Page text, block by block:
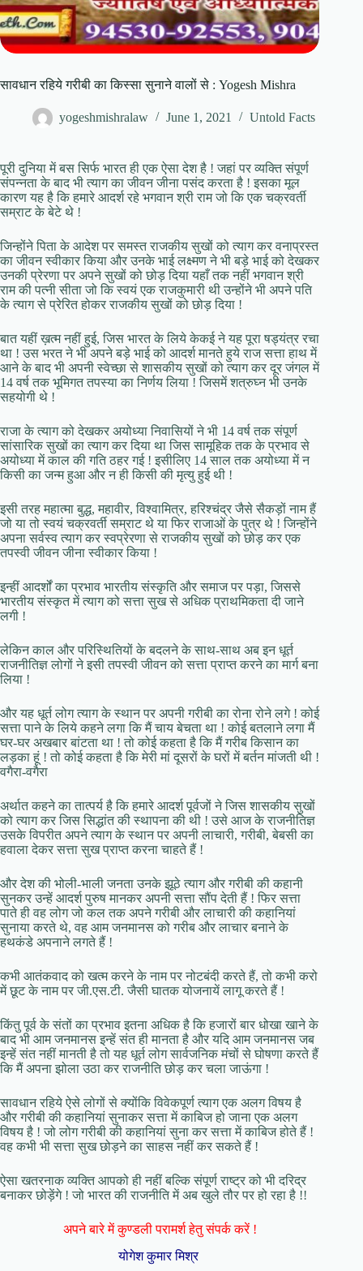
सावधान रहिये गरीबी का किस्सा सुनाने वालों से : Yogesh Mishra
yogeshmishralaw June 1, 2021 Untold Facts
पूरी दुनिया में बस सिर्फ भारत ही एक ऐसा देश है ! जहां पर व्यक्ति संपूर्ण
संपन्नता के बाद भी त्याग का जीवन जीना पसंद करता है ! इसका मूल
कारण यह है कि हमारे आदर्श रहे भगवान श्री राम जो कि एक चक्रवर्ती
सम्राट के बेटे थे !
जिन्होंने पिता के आदेश पर समस्त राजकीय सुखों को त्याग कर वनाप्रस्त
का जीवन स्वीकार किया और उनके भाई लक्ष्मण ने भी बड़े भाई को देखकर
उनकी प्रेरणा पर अपने सुखों को छोड़ दिया यहाँ तक नहीं भगवान श्री
राम की पत्नी सीता जो कि स्वयं एक राजकुमारी थी उन्होंने भी अपने पति
के त्याग से प्रेरित होकर राजकीय सुखों को छोड़ दिया !
बात यहीं ख़त्म नहीं हुई, जिस भारत के लिये केकई ने यह पूरा षड्यंत्र रचा
था ! उस भरत ने भी अपने बड़े भाई को आदर्श मानते हुये राज सत्ता हाथ में
आने के बाद भी अपनी स्वेच्छा से शासकीय सुखों को त्याग कर दूर जंगल में
14 वर्ष तक भूमिगत तपस्या का निर्णय लिया ! जिसमें शत्रुघ्न भी उनके
सहयोगी थे !
राजा के त्याग को देखकर अयोध्या निवासियों ने भी 14 वर्ष तक संपूर्ण
सांसारिक सुखों का त्याग कर दिया था जिस सामूहिक तक के प्रभाव से
अयोध्या में काल की गति ठहर गई ! इसीलिए 14 साल तक अयोध्या में न
किसी का जन्म हुआ और न ही किसी की मृत्यु हुई थी !
इसी तरह महात्मा बुद्ध, महावीर, विश्वामित्र, हरिश्चंद्र जैसे सैकड़ों नाम हैं
जो या तो स्वयं चक्रवर्ती सम्राट थे या फिर राजाओं के पुत्र थे ! जिन्होंने
अपना सर्वस्व त्याग कर स्वप्रेरणा से राजकीय सुखों को छोड़ कर एक
तपस्वी जीवन जीना स्वीकार किया !
इन्हीं आदर्शों का प्रभाव भारतीय संस्कृति और समाज पर पड़ा, जिससे
भारतीय संस्कृत में त्याग को सत्ता सुख से अधिक प्राथमिकता दी जाने
लगी !
लेकिन काल और परिस्थितियों के बदलने के साथ-साथ अब इन धूर्त
राजनीतिज्ञ लोगों ने इसी तपस्वी जीवन को सत्ता प्राप्त करने का मार्ग बना
लिया !
और यह धूर्त लोग त्याग के स्थान पर अपनी गरीबी का रोना रोने लगे ! कोई
सत्ता पाने के लिये कहने लगा कि मैं चाय बेचता था ! कोई बतलाने लगा मैं
घर-घर अखबार बांटता था ! तो कोई कहता है कि मैं गरीब किसान का
लड़का हूं ! तो कोई कहता है कि मेरी मां दूसरों के घरों में बर्तन मांजती थी !
वगैरा-वगैरा
अर्थात कहने का तात्पर्य है कि हमारे आदर्श पूर्वजों ने जिस शासकीय सुखों
को त्याग कर जिस सिद्धांत की स्थापना की थी ! उसे आज के राजनीतिज्ञ
उसके विपरीत अपने त्याग के स्थान पर अपनी लाचारी, गरीबी, बेबसी का
हवाला देकर सत्ता सुख प्राप्त करना चाहते हैं !
और देश की भोली-भाली जनता उनके झूठे त्याग और गरीबी की कहानी
सुनकर उन्हें आदर्श पुरुष मानकर अपनी सत्ता सौंप देती हैं ! फिर सत्ता
पाते ही वह लोग जो कल तक अपने गरीबी और लाचारी की कहानियां
सुनाया करते थे, वह आम जनमानस को गरीब और लाचार बनाने के
हथकंडे अपनाने लगते हैं !
कभी आतंकवाद को खत्म करने के नाम पर नोटबंदी करते हैं, तो कभी करो
में छूट के नाम पर जी.एस.टी. जैसी घातक योजनायें लागू करते हैं !
किंतु पूर्व के संतों का प्रभाव इतना अधिक है कि हजारों बार धोखा खाने के
बाद भी आम जनमानस इन्हें संत ही मानता है और यदि आम जनमानस जब
इन्हें संत नहीं मानती है तो यह धूर्त लोग सार्वजनिक मंचों से घोषणा करते हैं
कि मैं अपना झोला उठा कर राजनीति छोड़ कर चला जाऊंगा !
सावधान रहिये ऐसे लोगों से क्योंकि विवेकपूर्ण त्याग एक अलग विषय है
और गरीबी की कहानियां सुनाकर सत्ता में काबिज हो जाना एक अलग
विषय है ! जो लोग गरीबी की कहानियां सुना कर सत्ता में काबिज होते हैं !
वह कभी भी सत्ता सुख छोड़ने का साहस नहीं कर सकते हैं !
ऐसा खतरनाक व्यक्ति आपको ही नहीं बल्कि संपूर्ण राष्ट्र को भी दरिद्र
बनाकर छोड़ेंगे ! जो भारत की राजनीति में अब खुले तौर पर हो रहा है !!
अपने बारे में कुण्डली परामर्श हेतु संपर्क करें !
योगेश कुमार मिश्र